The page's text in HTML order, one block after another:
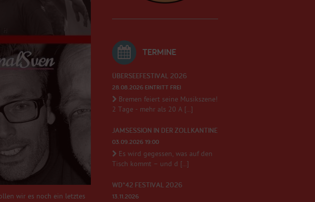
wir es noch ein letztes
TERMINE
ÜBERSEEFESTIVAL 2026
28.08.2026 EINTRITT FREI
Bremen feiert seine Musikszene!
2 Tage - mehr als 20 A [...]
JAMSESSION IN DER ZOLLKANTINE
03.09.2026 19:00
Es wird gegessen, was auf den
Tisch kommt – und d [...]
WD*42 FESTIVAL 2026
13.11.2026